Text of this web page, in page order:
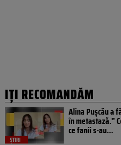
IȚI RECOMANDĂM
ȘTIRI
Alina Pușcău a
în metastază.”
ce fanii s-au…